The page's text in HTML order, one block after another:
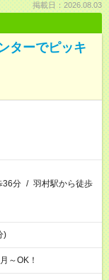
掲載日：2026.08.03
ターでピッキ
36分 / 羽村駅から徒歩
)
～OK！